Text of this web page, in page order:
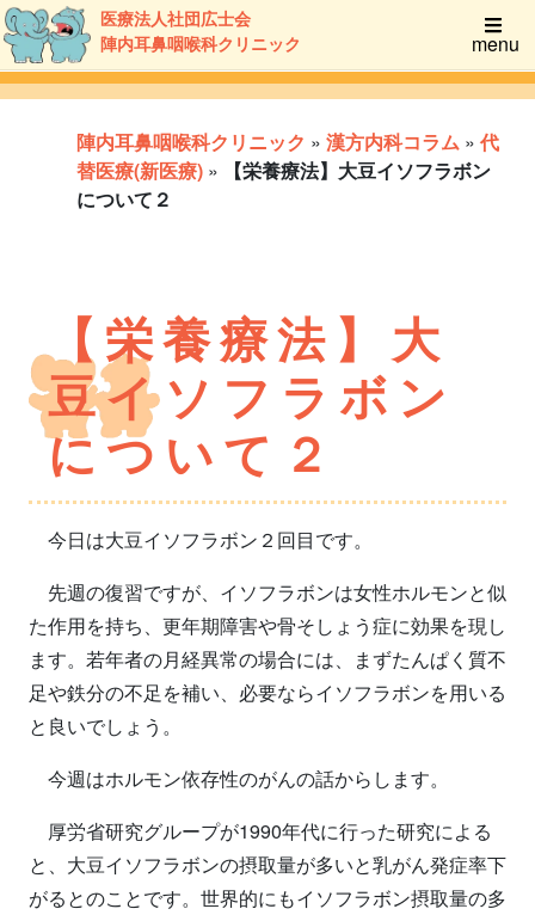
医療法人社団広士会
陣内耳鼻咽喉科クリニック
menu
陣内耳鼻咽喉科クリニック » 漢方内科コラム » 代
替医療(新医療) »
【栄養療法】大豆イソフラボン
について２
【栄養療法】大
豆イソフラボン
について２
今日は大豆イソフラボン２回目です。
先週の復習ですが、イソフラボンは女性ホルモンと似
た作用を持ち、更年期障害や骨そしょう症に効果を現し
ます。若年者の月経異常の場合には、まずたんぱく質不
足や鉄分の不足を補い、必要ならイソフラボンを用いる
と良いでしょう。
今週はホルモン依存性のがんの話からします。
厚労省研究グループが1990年代に行った研究による
と、大豆イソフラボンの摂取量が多いと乳がん発症率下
がるとのことです。世界的にもイソフラボン摂取量の多